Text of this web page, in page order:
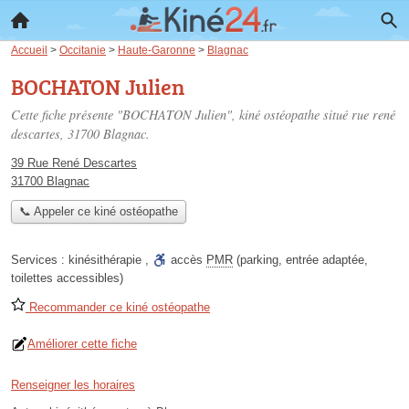
Accueil > Occitanie > Haute-Garonne > Blagnac
BOCHATON Julien
Cette fiche présente "BOCHATON Julien", kiné ostéopathe situé rue rené
descartes, 31700 Blagnac.
39 Rue René Descartes
31700 Blagnac
📞 Appeler ce kiné ostéopathe
Services : kinésithérapie , accès PMR (parking, entrée adaptée,
toilettes accessibles)
Recommander ce kiné ostéopathe
Améliorer cette fiche
Renseigner les horaires